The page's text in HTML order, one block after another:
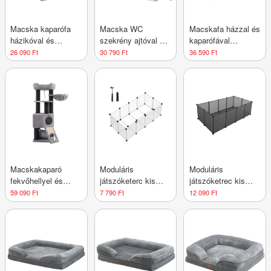
Macska kaparófa
házikóval és
függőággyal világos
szürke 143
26 090 Ft
Macska WC
szekrény ajtóval 80
x 53 x 50 cm fehér-
barna
30 790 Ft
Macskafa házzal és
kaparófával
rusztikus 66 × 42 ×
88 cm
36 590 Ft
Macskakaparó
fekvőhellyel és
barlanggal szürke
59 090 Ft
Moduláris
játszóketerc kis
állatoknak 125 x 63
x 42 cm
7 790 Ft
Moduláris
játszóketrec kis
állatnak 143 x 73 x
46 cm szürke
12 090 Ft